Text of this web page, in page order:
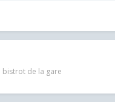
bistrot de la gare